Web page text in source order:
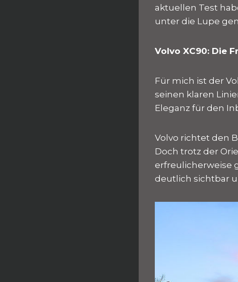
aktuellen Test
unter die Lupe
Volvo XC90: Die
Für mich ist der
seinen klaren
Eleganz für den
Volvo richtet den
Doch trotz der
erfreulicherweise
deutlich sichtbar